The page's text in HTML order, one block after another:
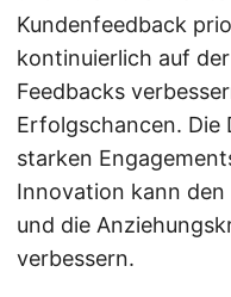
Kundenfeedback
kontinuierlich auf
Feedbacks
Erfolgschancen. Die
starken
Innovation kann
und die
verbessern.